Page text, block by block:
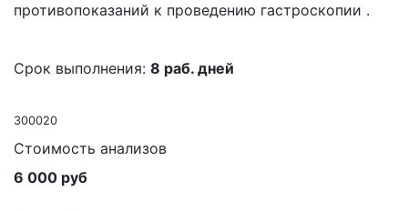
противопоказаний к проведению гастроскопии .
Срок выполнения: 8 раб. дней
300020
Стоимость анализов
6 000 руб